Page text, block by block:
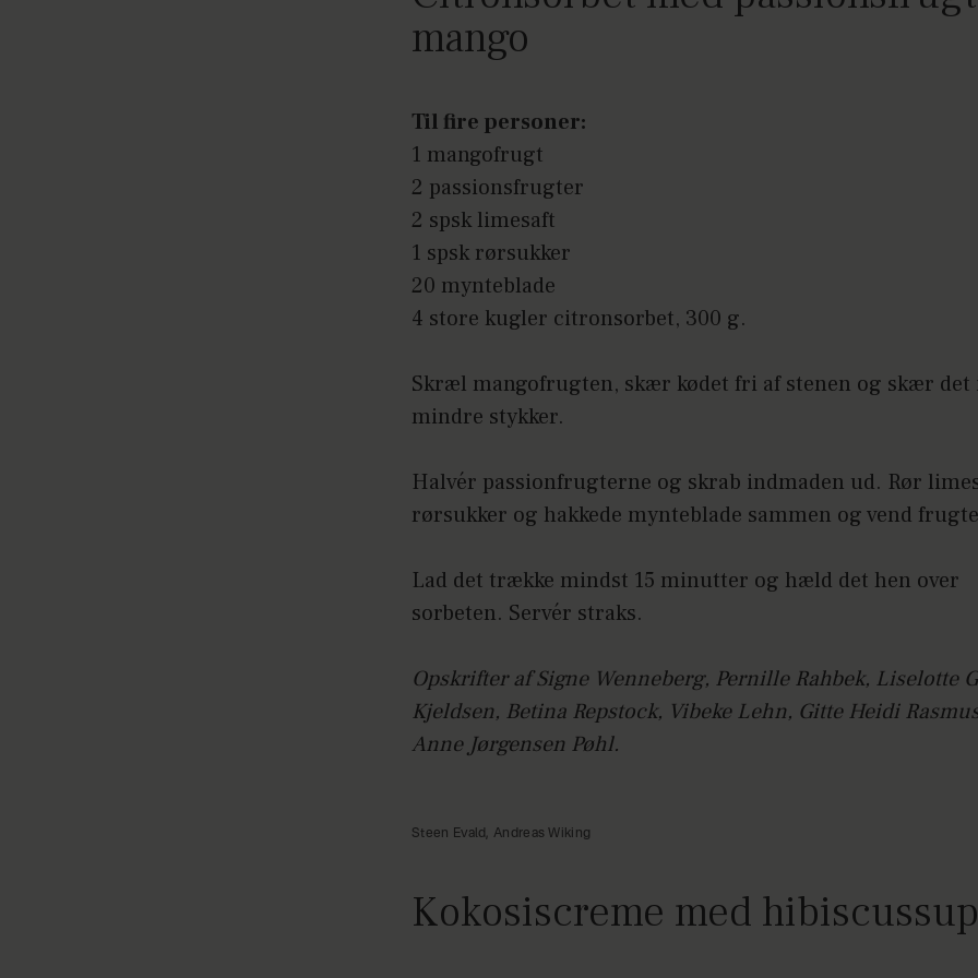
mango
Til fire personer:
1 mangofrugt
2 passionsfrugter
2 spsk limesaft
1 spsk rørsukker
20 mynteblade
4 store kugler citronsorbet, 300 g.
Skræl mangofrugten, skær kødet fri af stenen og skær det
mindre stykker.
Halvér passionfrugterne og skrab indmaden ud. Rør
rørsukker og hakkede mynteblade sammen og vend
Lad det trække mindst 15 minutter og hæld det hen over
sorbeten. Servér straks.
Opskrifter af Signe Wenneberg, Pernille Rahbek, Liselotte
Kjeldsen, Betina Repstock, Vibeke Lehn, Gitte Heidi
Anne Jørgensen Pøhl.
Steen Evald, Andreas Wiking
Kokosiscreme med